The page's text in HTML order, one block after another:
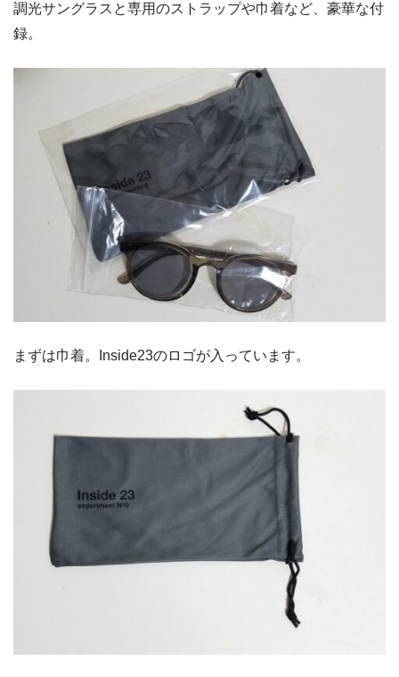
調光サングラスと専用のストラップや巾着など、豪華な付
録。
まずは巾着。Inside23のロゴが入っています。